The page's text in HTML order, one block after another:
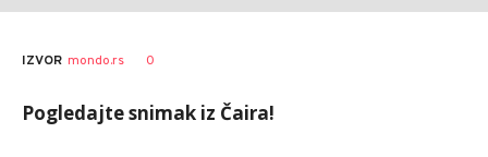
IZVOR mondo.rs 0
Pogledajte snimak iz Čaira!